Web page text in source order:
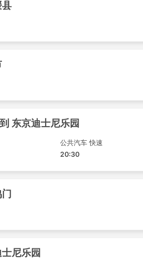
县
- 东京
- Kokura
县
高松市
- 东京迪士尼乐园
- 横滨
东京迪士尼乐园
公共汽车 快速
20:30
尼乐园